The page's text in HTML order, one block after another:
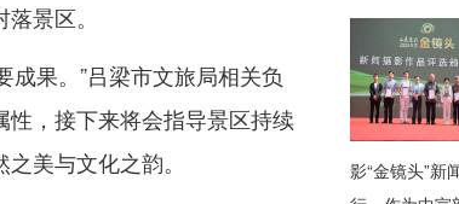
景区。
成果。”吕梁市文旅局相关负
，接下来将会指导景区持续
美与文化之韵。
影“金镜头”新